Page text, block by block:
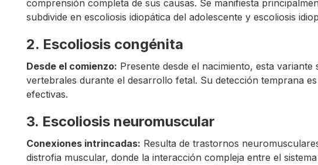
comprensión completa de sus causas. Se manifiesta
subdivide en escoliosis idiopática del adolescente y escoliosis
2. Escoliosis congénita
Desde el comienzo: Presente desde el nacimiento, esta
vertebrales durante el desarrollo fetal. Su detección temprana
efectivas.
3. Escoliosis neuromuscular
Conexiones intrincadas: Resulta de trastornos
distrofia muscular, donde la interacción compleja entre el